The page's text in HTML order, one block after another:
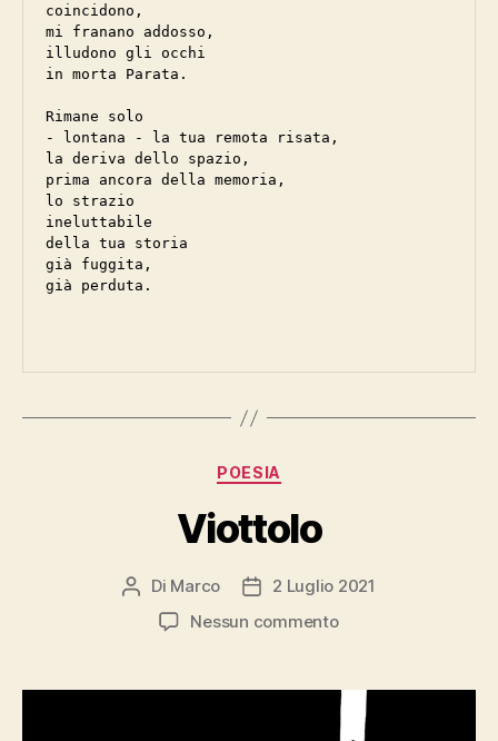
coincidono,
mi franano addosso,
illudono gli occhi
in morta Parata.
Rimane solo
- lontana - la tua remota risata,
la deriva dello spazio,
prima ancora della memoria,
lo strazio
ineluttabile
della tua storia
già fuggita,
già perduta.
Categorie
POESIA
Viottolo
Autore
articolo
Di Marco
Data2 Luglio 2021
Nessun commentosu